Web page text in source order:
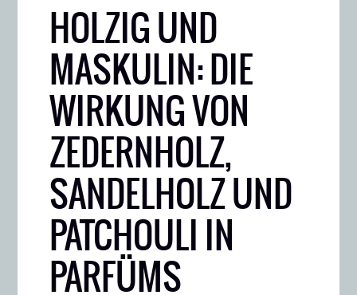
HOLZIG UND
MASKULIN: DIE
WIRKUNG VON
ZEDERNHOLZ,
SANDELHOLZ UND
PATCHOULI IN
PARFÜMS